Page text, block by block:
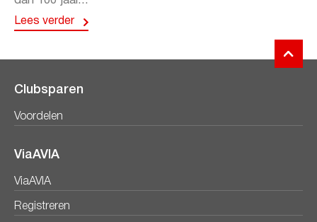
Lees verder
Clubsparen
Voordelen
ViaAVIA
ViaAVIA
Registreren